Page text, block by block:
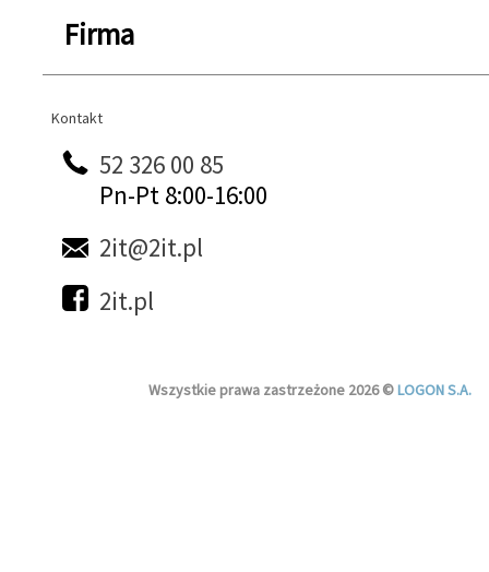
Firma
Kontakt
Kontakt
52 326 00 85
Pn-Pt 8:00-16:00
2it@2it.pl
2it.pl
Wszystkie prawa zastrzeżone 2026 ©LOGON S.A.